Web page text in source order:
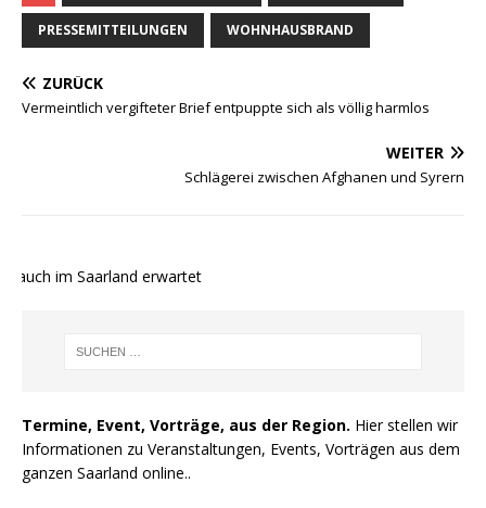
PRESSEMITTEILUNGEN WOHNHAUSBRAND
ZURÜCK
Vermeintlich vergifteter Brief entpuppte sich als völlig harmlos
WEITER
Schlägerei zwischen Afghanen und Syrern
auch im Saarland erwartet
Termine, Event, Vorträge, aus der Region. Hier stellen wir
Informationen zu Veranstaltungen, Events, Vorträgen aus dem
ganzen Saarland online..